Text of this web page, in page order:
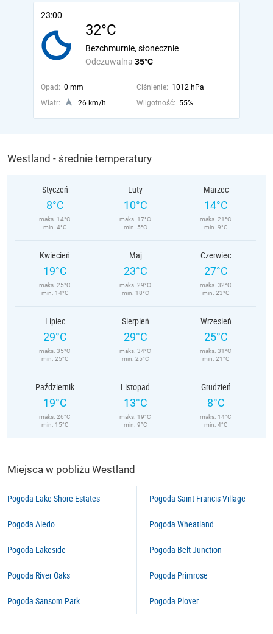
23:00
32°C
Odczuwalna 35°C
Bezchmurnie, słonecznie
Opad: 0 mm Ciśnienie: 1012 hPa
Wiatr:
26 km/h Wilgotność: 55%
Westland - średnie temperatury
Styczeń
8°C
maks. 14°C
min. 4°C
Luty
10°C
maks. 17°C
min. 5°C
Marzec
14°C
maks. 21°C
min. 9°C
Kwiecień
19°C
maks. 25°C
min. 14°C
Maj
23°C
maks. 29°C
min. 18°C
Czerwiec
27°C
maks. 32°C
min. 23°C
Lipiec
29°C
maks. 35°C
min. 25°C
Sierpień
29°C
maks. 34°C
min. 25°C
Wrzesień
25°C
maks. 31°C
min. 21°C
Październik
19°C
maks. 26°C
min. 15°C
Listopad
13°C
maks. 19°C
min. 9°C
Grudzień
8°C
maks. 14°C
min. 4°C
Miejsca w pobliżu Westland
Pogoda Lake Shore Estates
Pogoda Aledo
Pogoda Lakeside
Pogoda River Oaks
Pogoda Sansom Park
Pogoda Saint Francis Village
Pogoda Wheatland
Pogoda Belt Junction
Pogoda Primrose
Pogoda Plover